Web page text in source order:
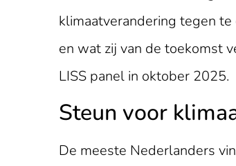
klimaatverandering tegen te
en wat zij van de toekomst
LISS panel in oktober 2025.
Steun voor
De meeste Nederlanders